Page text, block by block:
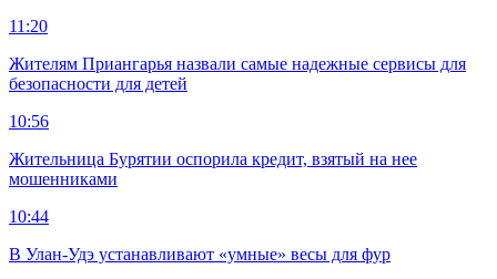
11:20
Жителям Приангарья назвали самые надежные сервисы для
безопасности для детей
10:56
Жительница Бурятии оспорила кредит, взятый на нее
мошенниками
10:44
В Улан-Удэ устанавливают «умные» весы для фур